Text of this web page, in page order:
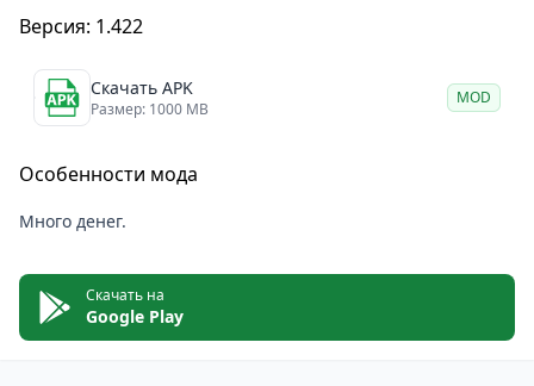
требования или кому не нравятся повторяющиеся
Версия: 1.422
Скачать APK
Размер: 1000 MB
MOD
Особенности мода
Много денег.
Скачать на
Google Play